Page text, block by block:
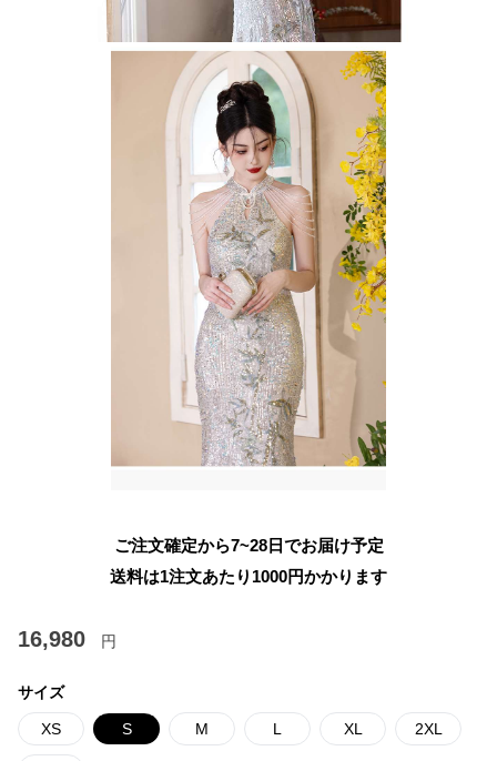
ご注文確定から7~28日でお届け予定
送料は1注文あたり 1000円かかります
16,980 円
サイズ
XS S M L XL 2XL